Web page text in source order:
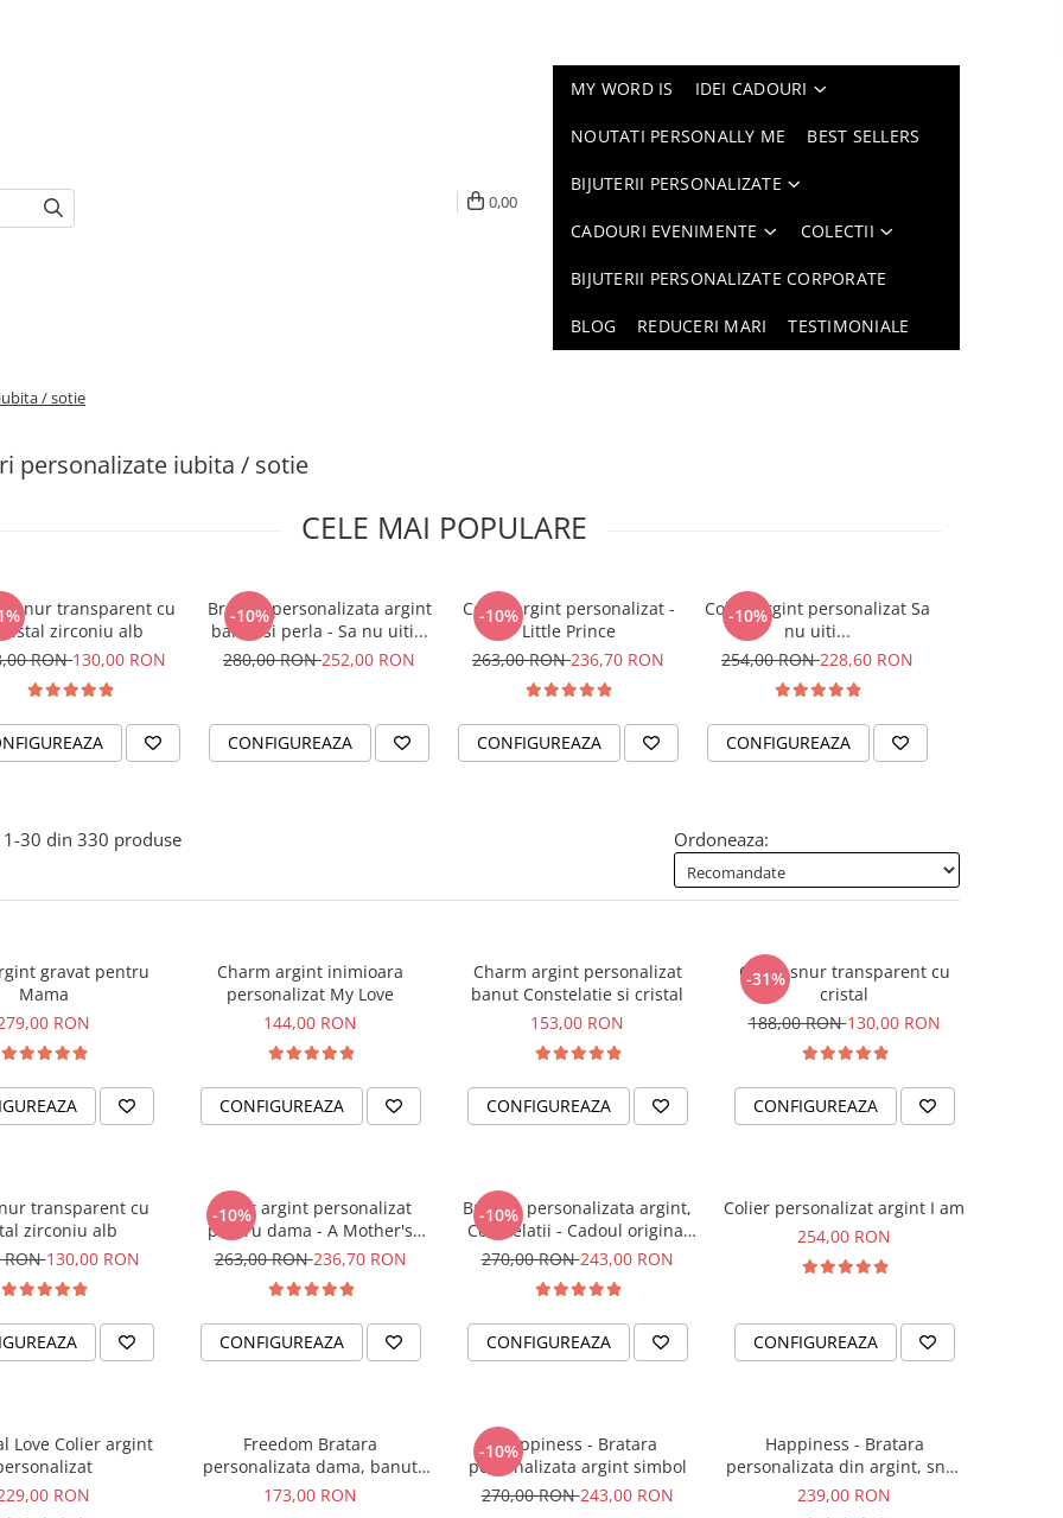
0,00
MY WORD IS IDEI CADOURI
NOUTATI PERSONALLY ME BEST SELLERS
BIJUTERII PERSONALIZATE
CADOURI EVENIMENTE COLECTII
BIJUTERII PERSONALIZATE CORPORATE
BLOG REDUCERI MARI TESTIMONIALE
/ sotie
personalizate iubita / sotie
CELE MAI POPULARE
snur transparent cu
cristal zirconiu alb
RON130,00 RON
-10%
Bratara personalizata argint
banut si perla - Sa nu uiti...
280,00 RON252,00 RON
CONFIGUREAZA
-10%
Colier argint personalizat -
Little Prince
263,00 RON236,70 RON
CONFIGUREAZA
-10%
Colier argint personalizat Sa
nu uiti...
254,00 RON228,60 RON
CONFIGUREAZA
1-30 din 330 produse Ordoneaza:
gravat pentru
Mama
RON
Charm argint inimioara
personalizat My Love
144,00 RON
CONFIGUREAZA
Charm argint personalizat
banut Constelatie si cristal
153,00 RON
CONFIGUREAZA
-31%
Colier snur transparent cu
cristal
188,00 RON130,00 RON
CONFIGUREAZA
transparent cu
zirconiu alb
RON130,00 RON
-10%
Colier argint personalizat
pentru dama - A Mother's
Love
263,00 RON236,70 RON
CONFIGUREAZA
-10%
Bratara personalizata argint,
Constelatii - Cadoul original
pentru sora sau prietena ta
270,00 RON243,00 RON
CONFIGUREAZA
Colier personalizat argint I am
254,00 RON
CONFIGUREAZA
Love Colier argint
RON
Freedom Bratara
personalizata dama, banut
argint, snur reglabil
173,00 RON
-10%Happiness - Bratara
personalizata argint simbol
270,00 RON243,00 RON
Happiness - Bratara
personalizata din argint, snur
dublu piele, simbol
239,00 RON